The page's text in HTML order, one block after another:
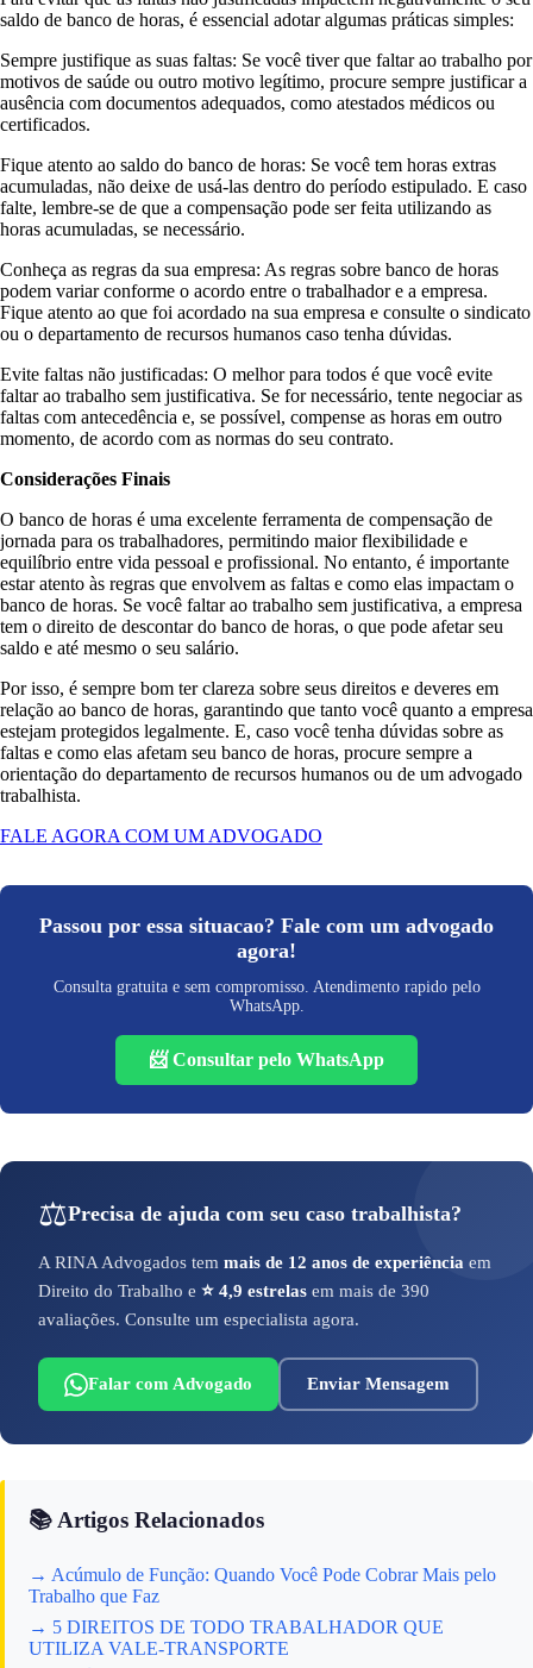
saldo de banco de horas, é essencial adotar algumas práticas simples:
Sempre justifique as suas faltas: Se você tiver que faltar ao trabalho por
motivos de saúde ou outro motivo legítimo, procure sempre justificar a
ausência com documentos adequados, como atestados médicos ou
certificados.
Fique atento ao saldo do banco de horas: Se você tem horas extras
acumuladas, não deixe de usá-las dentro do período estipulado. E caso
falte, lembre-se de que a compensação pode ser feita utilizando as
horas acumuladas, se necessário.
Conheça as regras da sua empresa: As regras sobre banco de horas
podem variar conforme o acordo entre o trabalhador e a empresa.
Fique atento ao que foi acordado na sua empresa e consulte o sindicato
ou o departamento de recursos humanos caso tenha dúvidas.
Evite faltas não justificadas: O melhor para todos é que você evite
faltar ao trabalho sem justificativa. Se for necessário, tente negociar as
faltas com antecedência e, se possível, compense as horas em outro
momento, de acordo com as normas do seu contrato.
Considerações Finais
O banco de horas é uma excelente ferramenta de compensação de
jornada para os trabalhadores, permitindo maior flexibilidade e
equilíbrio entre vida pessoal e profissional. No entanto, é importante
estar atento às regras que envolvem as faltas e como elas impactam o
banco de horas. Se você faltar ao trabalho sem justificativa, a empresa
tem o direito de descontar do banco de horas, o que pode afetar seu
saldo e até mesmo o seu salário.
Por isso, é sempre bom ter clareza sobre seus direitos e deveres em
relação ao banco de horas, garantindo que tanto você quanto a empresa
estejam protegidos legalmente. E, caso você tenha dúvidas sobre as
faltas e como elas afetam seu banco de horas, procure sempre a
orientação do departamento de recursos humanos ou de um advogado
trabalhista.
FALE AGORA COM UM ADVOGADO
Passou por essa situacao? Fale com um advogado
agora!
Consulta gratuita e sem compromisso. Atendimento rapido pelo
WhatsApp.
📨 Consultar pelo WhatsApp
⚖️Precisa de ajuda com seu caso trabalhista?
A RINA Advogados tem mais de 12 anos de experiência em
Direito do Trabalho e ⭐ 4,9 estrelas em mais de 390
avaliações. Consulte um especialista agora.
Falar com Advogado Enviar Mensagem
📚 Artigos Relacionados
→ Acúmulo de Função: Quando Você Pode Cobrar Mais pelo
Trabalho que Faz
→ 5 DIREITOS DE TODO TRABALHADOR QUE
UTILIZA VALE-TRANSPORTE